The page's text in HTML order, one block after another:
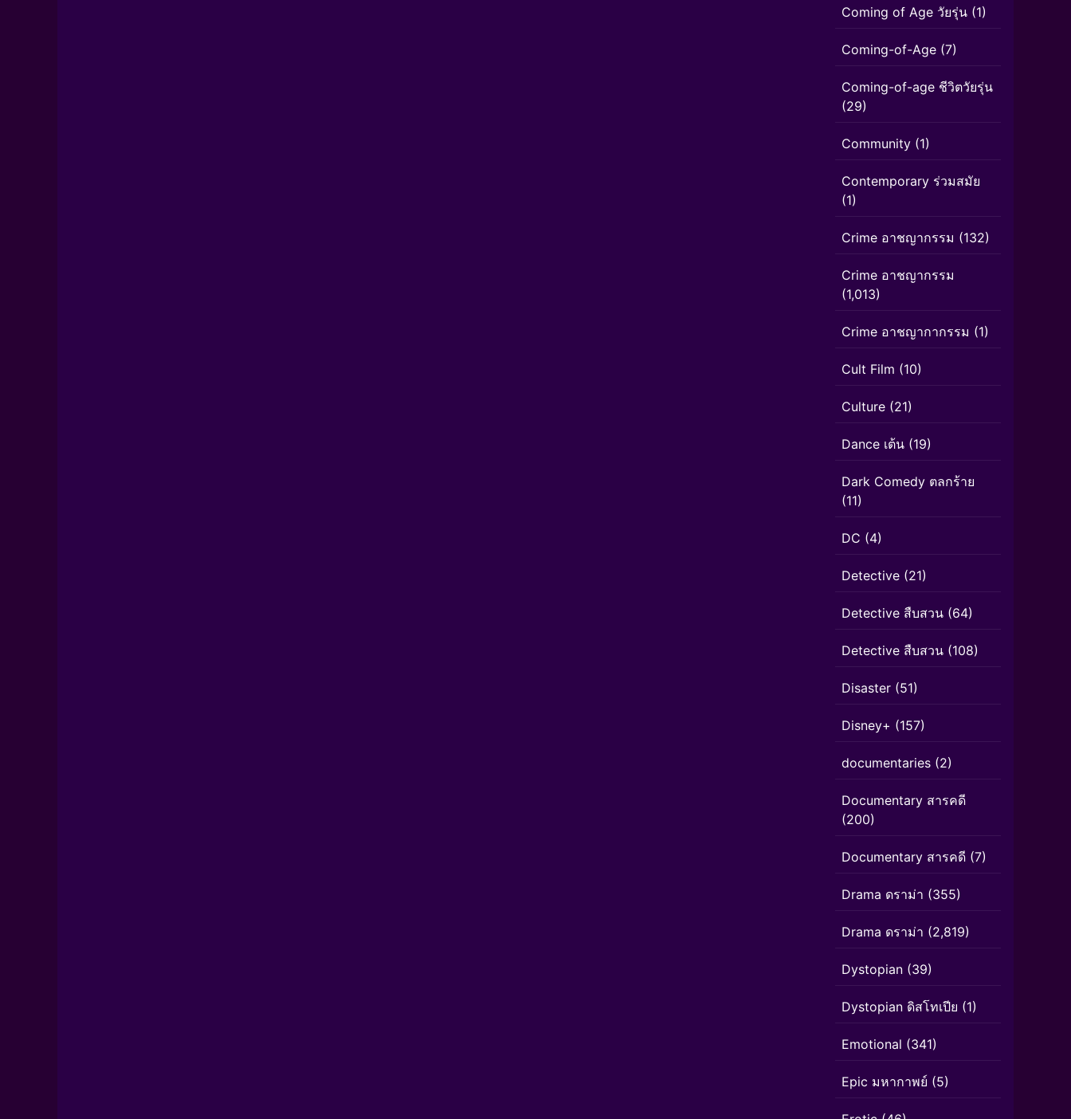
Coming of Age วัยรุ่น (1)
Coming-of-Age (7)
Coming-of-age ชีวิตวัยรุ่น
(29)
Community (1)
Contemporary ร่วมสมัย
(1)
Crime อาชญากรรม (132)
Crime อาชญากรรม
(1,013)
Crime อาชญากากรรม (1)
Cult Film (10)
Culture (21)
Dance เต้น (19)
Dark Comedy ตลกร้าย
(11)
DC (4)
Detective (21)
Detective สืบสวน (64)
Detective สืบสวน (108)
Disaster (51)
Disney+ (157)
documentaries (2)
Documentary สารคดี
(200)
Documentary สารคดี (7)
Drama ดราม่า (355)
Drama ดราม่า (2,819)
Dystopian (39)
Dystopian ดิสโทเปีย (1)
Emotional (341)
Epic มหากาพย์ (5)